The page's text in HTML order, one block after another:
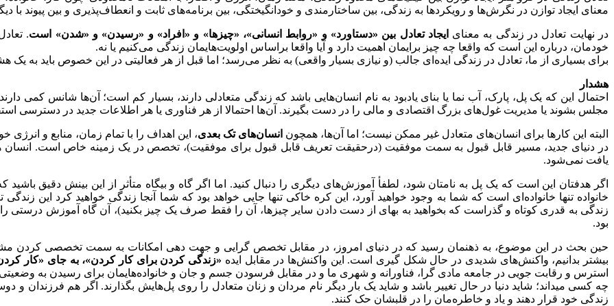
معنای ایجاد توازن در نگرش‌ها و رویکردها به زندگی، بین ساختارمندی و خودانگیختگی، بین برنامه‌های ثابت و انعطاف‌پذیری و بین پیوند با
در نهایت تعادل در زندگی به معنای ایجاد تعادل بین «دستاورد» و «روابط انسانی»، «چیزها» و «افراد» و «رسیدن» و «شدن» است.
خودمان، درباره این است که واقعا چه چیز برایمان اهمیت دارد و آیا واقعا براساس اولویت‌هایمان زندگی می‌کنیم یا نه.
برای بسیاری از ما، تعادل در زندگی ایده‌ای جالب (و نیازی بسیار واقعی) به نظر می‌رسد؛ اما قبل از هر فعالیتی در این خصوص باید به یک
هشدار
احتمال این که یک پل، پارک، آب نما یا بنای یادبود به نام انسان‌هایی باشد که زندگی متعادلی دارند، بسیار کم است؛ آن‌ها شانس کمی
مجلس بشوند یا مدیریت غول‌های بزرگ اقتصادی و مالی را در دست بگیرند. آن‌ها احتمالا از هر فناوری یا هر اطلاعات جدید در دسترسی
البته این کارها برای انسان‌های متعادل غیر ممکن نیست؛ اما آن‌ها، همچون انسان‌های تک بعدی، این اهداف را با تمام زمان، منابع و انرژی
در دنیای جدید، مسیر قابل قبول به سمت موفقیت (درحقیقت تعریف قابل قبول برای موفقیت)، تخصص در یک زمینه خاص است. انسان
یافت نمی‌شود.
اگر هدفتان این است که یک پل به نامتان شود، لطفأ آموزش‌های دیگری را دنبال کنید. اما اگر گاه و بیگاه متأثر از این بینش دقیق
خانواده تنها خانواده‌ای است که شما به وجود خواهید آورد، این کره خاکی تنها جایی خواهد بود که شما آنجا زندگی خواهید کرد این
زندگی به قدری کوتاه و گذراست که بخواهید به بهای از دست دادن سایر چیزها، آن را فقط صرف یک چیز بکنید)، آن گاه آموزش درستی را
بود.
حین بحث در این موضوع، به ذهنمان رسید که در دنیای امروز، در مقابل تخصص گرایی و جهت دهی امکانات به سمت تخصصی کردن
بیشتر بدانیم، واکنش‌های شدیدی در حال شکل گیری است. این واکنش‌ها در مقابل ایده «زندگی کردن برای کار کردن»، به جای «کار
استرس و رقابت جویی در جامعه مادی گرا، فناورانه و شهری ما و در مقابل فرسودن جسم و جان و خانواده‌هایمان برای رسیدن به وضعیتی
چه کسی میداند؛ شاید دنیا در حال تغییر باشد و شاید یک بار دیگر نام مردان و زنان متعادل را روی پل‌هایش بگذارند. اگر هم فرزندان و
زندگی خود قرار دهند و یاد و خاطره‌مان را در قلبشان حک کنند.